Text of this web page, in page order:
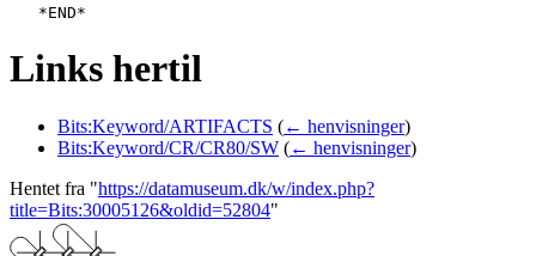
Links hertil
Bits:Keyword/ARTIFACTS (← henvisninger)
Bits:Keyword/CR/CR80/SW (← henvisninger)
Hentet fra "https://datamuseum.dk/w/index.php?
title=Bits:30005126&oldid=52804"